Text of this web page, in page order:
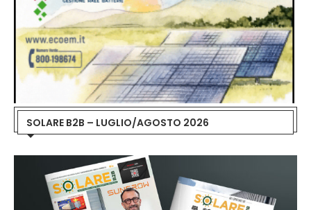
SOLARE B2B – LUGLIO/AGOSTO 2026